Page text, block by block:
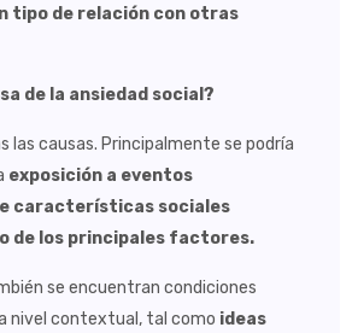
tipo de relación con otras
de la ansiedad social?
las causas. Principalmente se podría
exposición a eventos
características sociales
de los principales factores.
se encuentran condiciones
nivel contextual, tal como ideas